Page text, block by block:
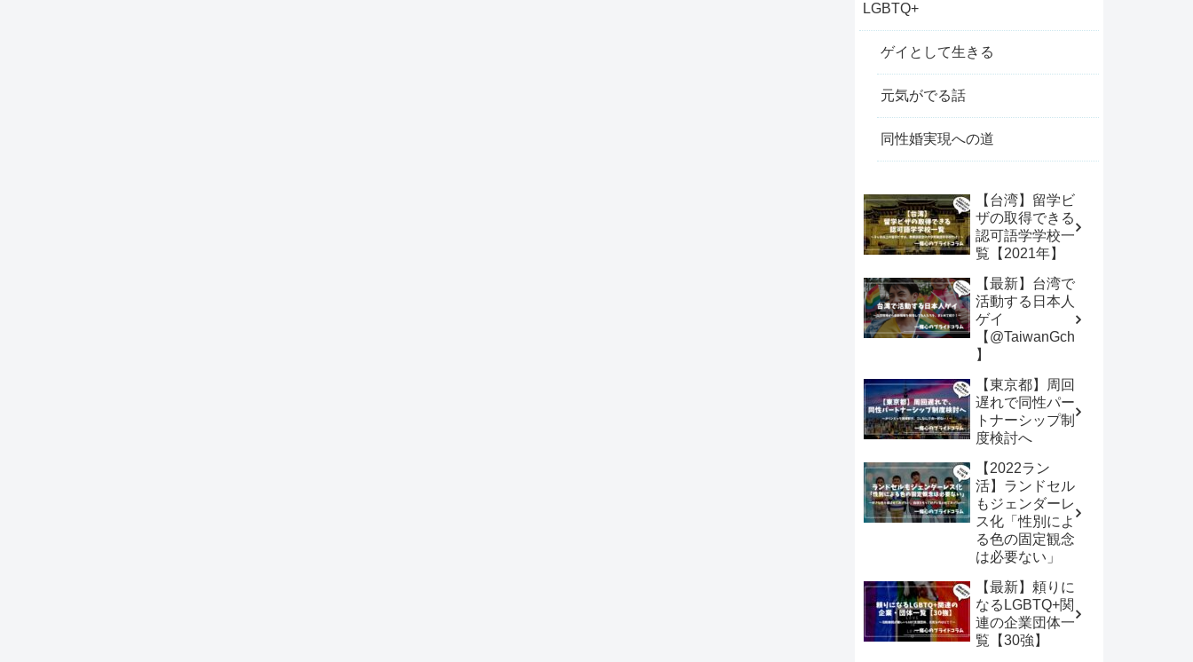
LGBTQ+
ゲイとして生きる
元気がでる話
同性婚実現への道
【台湾】留学ビ
ザの取得できる
認可語学学校一
覧【2021年】
【最新】台湾で
活動する日本人
ゲイ
【@TaiwanGch
】
【東京都】周回
遅れで同性パー
トナーシップ制
度検討へ
【2022ラン
活】ランドセル
もジェンダーレ
ス化「性別によ
る色の固定観念
は必要ない」
【最新】頼りに
なるLGBTQ+関
連の企業団体一
覧【30強】